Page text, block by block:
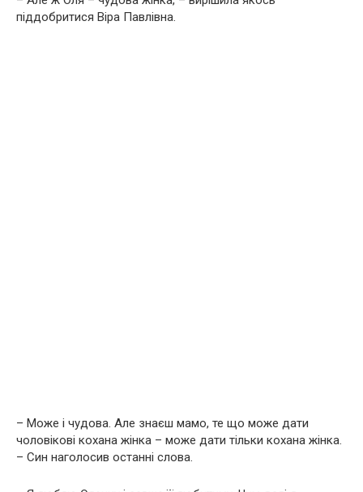
піддобритися Віра Павлівна.
– Може і чудова. Але знаєш мамо, те що може дати
чоловікові кохана жінка – може дати тільки кохана жінка.
– Син наголосив останні слова.